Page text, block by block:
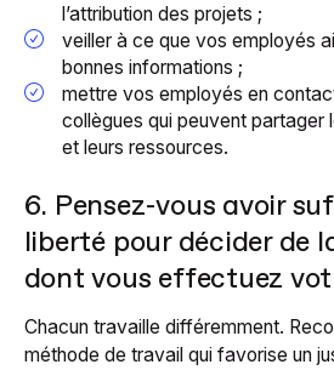
l’attribution des projets ;
veiller à ce que vos employés
bonnes informations ;
mettre vos employés en
collègues qui peuvent partager
et leurs ressources.
6. Pensez-vous avoir
liberté pour décider de
dont vous effectuez
Chacun travaille différemment.
méthode de travail qui favorise un